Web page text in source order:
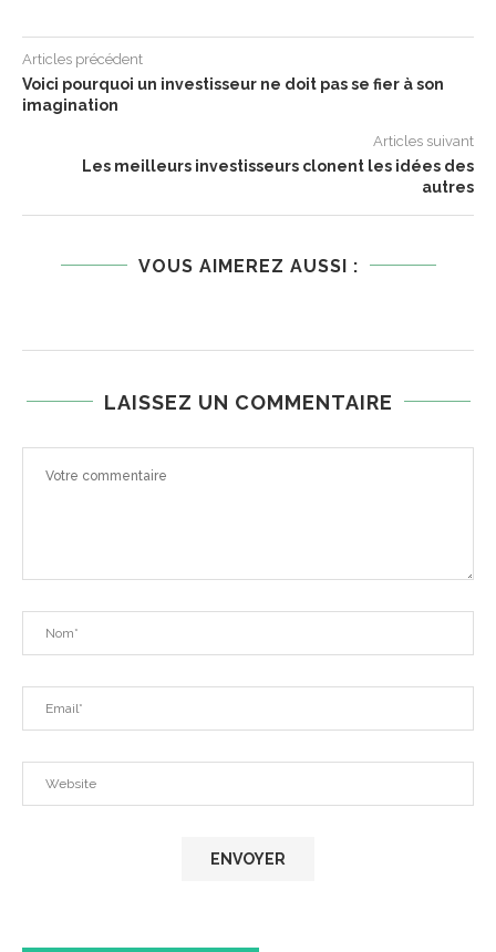
Articles précédent
Voici pourquoi un investisseur ne doit pas se fier à son
imagination
Articles suivant
Les meilleurs investisseurs clonent les idées des
autres
VOUS AIMEREZ AUSSI :
LAISSEZ UN COMMENTAIRE